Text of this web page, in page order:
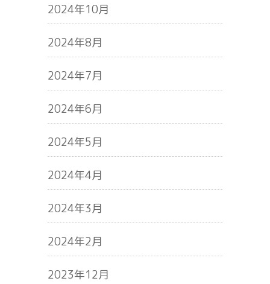
2024年10月
2024年8月
2024年7月
2024年6月
2024年5月
2024年4月
2024年3月
2024年2月
2023年12月